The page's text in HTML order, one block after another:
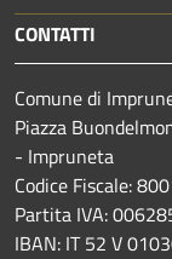
CONTATTI
Comune di
Piazza
- Impruneta
Codice Fiscale:
Partita IVA:
IBAN: IT 52 V